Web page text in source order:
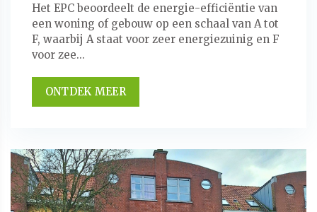
Het EPC beoordeelt de energie-efficiëntie van
een woning of gebouw op een schaal van A tot
F, waarbij A staat voor zeer energiezuinig en F
voor zee...
ONTDEK MEER